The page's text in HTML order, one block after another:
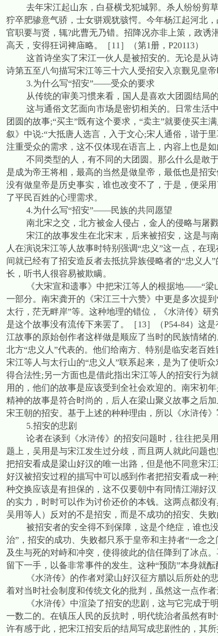
去年宋江起山东，白昼横戈犯城郭。杀人纷纷剪草
狞卒肥骖意气骄，士女骈观犹骇愕。今年杨江起河北
官职要与贤，辄?此曹无乃错。招降况亦非上策，政
高天，安得狂词裨庙略。［11］（第1册，P20113）
这首诗坐实了宋江一伙人是被招安的。无论是从诗
诗第五至八句描写宋江等三十六人受招安入京觐见皇
3.为什么写“招安”——受众的要求
从传统的审美习惯来看，国人是喜欢大团圆结局的
这与通俗文艺面向市场是密切相关的。日常生活中
团圆的故事;“买主”既有这个要求，“卖主”就要使买主
叙》中说:“大抵唐人选言，入于文心;宋人通俗，谐于
注重受众的需求，这不仅体现在语言上，内容上也是
不同类型的人，有不同的大团圆。那么什么是敢于
是成为帝王将相，最高的当然是做皇帝，最低也是招
没有做皇帝是历史事实，谁也改变不了，于是，便采
了平民百姓的心理需求。
4.为什么写“招安”——民族的共同愿望
南北宋之交，北方被金人侵占，金人的侵略与屠戮
宋江的故事发生在北宋末，后来被招安，这是与南
人在演说宋江等人故事时特别强调“忠义”这一点，在
间就已经有了招安造反者去抵抗异族侵略者的“忠义人
长，听书人很容易被欺瞒。
《大宋宣和遗事》中把宋江等人的根据地——“梁山
一部分。南宋龚开的《宋江三十六赞》中更是多次提
太行，茫无畔岸”等。这种地理的错位，《水浒传》
是这个故事没有流传下来罢了。［13］（P54-84）这
江故事的原始创作者这样做是顺应了当时的民族情绪
北方“忠义人”代表的。他们给南方、特别是临安老百
宋江等人与太行山的“忠义人”联系起来，是为了使听
得合法性;另一方面也是借此指出宋江等人的招安行为
用的，他们的故事是应该受到全社会欢迎的。南宋初
精神的故事是符合时尚的，后人在梁山聚义故事之后
宋王朝的招安。基于上述的种种理由，所以《水浒传
5.招安的悲剧
论者在谈到《水浒传》的招安问题时，往往把吴用
题上，吴用是与宋江发生过分歧，而且两人就此问题
把招安看成是梁山好汉的唯一出路，但是他不同意宋
好汉被招安过程的描写中可以感到作者把招安看成一
种交换应该是有担保的，这不仅要朝中有同情江湖好
的实力，时时可以作为讨价还价的本钱。这两点都没
吴用等人）反对的不是招安，而是不成功的招安、失
被招安者的安全得不到保障，这是个绝症，谁也没
治”，招安的成功、失败都只系于皇帝和主持者“一念
及生与死的对峙和冲突，使得彼此的信任降到了冰点
留下一手，以备非常事件的发生。这种“预防”本身就
《水浒传》的作者对梁山好汉征方腊以后所处的悲
着对当时社会制度和传统文化的批判，虽然这一点作
《水浒传》中渲染了招安的悲剧，这与它完成于明
一数二的。在镇压人民的反抗时，明代统治者虽然有
许有感于此，把宋江招安后的结局写成悲剧性的，其